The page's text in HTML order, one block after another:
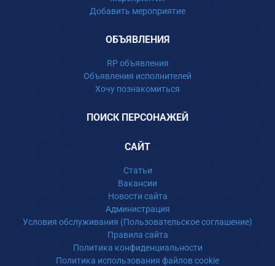
Добавить мероприятие
ОБЪЯВЛЕНИЯ
RP объявления
Объявления исполнителей
Хочу познакомиться
ПОИСК ПЕРСОНАЖЕЙ
САЙТ
Статьи
Вакансии
Новости сайта
Администрация
Условия обслуживания (Пользовательское соглашение)
Правила сайта
Политика конфиденциальности
Политика использования файлов cookie